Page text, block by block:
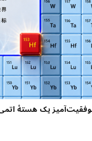
یک هستهٔ